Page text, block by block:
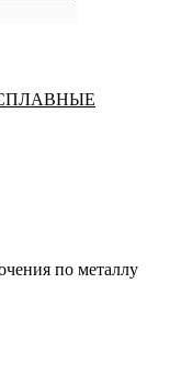
по металлу